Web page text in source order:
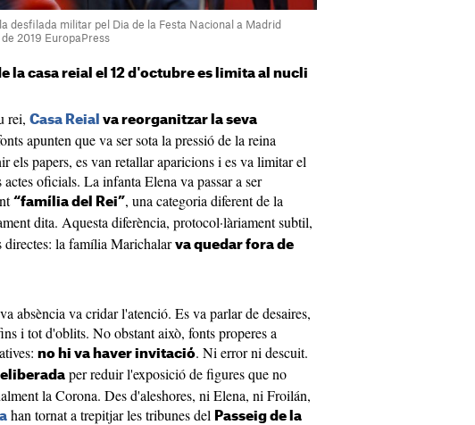
desfilada militar pel Dia de la Festa Nacional a Madrid
2019 EuropaPress
la casa reial el 12 d'octubre es limita al nucli
rei, Casa Reial va reorganitzar la seva
apunten que va ser sota la pressió de la reina
els papers, es van retallar aparicions i es va limitar el
actes oficials. La infanta Elena va passar a ser
“família del Rei”, una categoria diferent de la
dita. Aquesta diferència, protocol·làriament subtil,
directes: la família Marichalarva quedar fora de
absència va cridar l'atenció. Es va parlar de desaires,
i tot d'oblits. No obstant això, fonts properes a
no hi va haver invitació. Ni error ni descuit.
per reduir l'exposició de figures que no
la Corona. Des d'aleshores, ni Elena, ni Froilán,
han tornat a trepitjar les tribunes del Passeig de la